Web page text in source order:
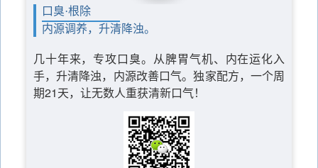
口臭·根除
内源调养，升清降浊。
几十年来，专攻口臭。从脾胃气机、内在运化入
手，升清降浊，内源改善口气。独家配方，一个周
期21天，让无数人重获清新口气！